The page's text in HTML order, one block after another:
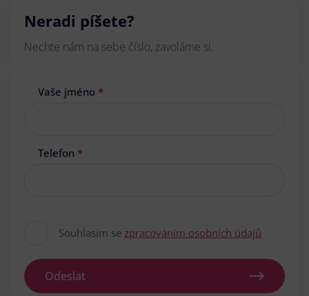
Neradi píšete?
Nechte nám na sebe číslo, zavoláme si.
Vaše jméno *
Telefon *
Souhlasím se zpracováním osobních údajů
Odeslat